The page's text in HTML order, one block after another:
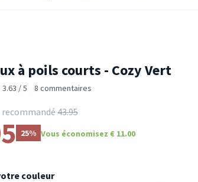
à poils courts - Cozy Vert
3.63 / 5 8 commentaires
43.95
25% Vous économisez € 11.00
couleur